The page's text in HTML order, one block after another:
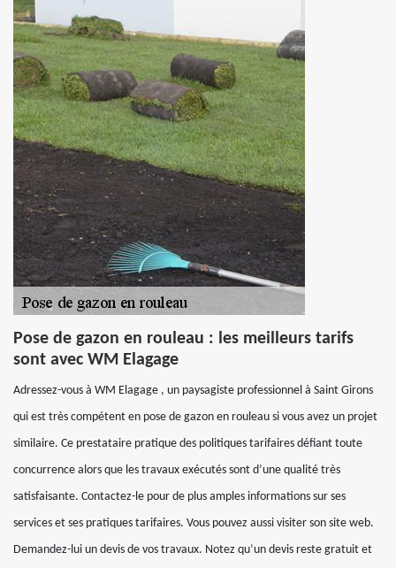
Pose de gazon en rouleau : les meilleurs tarifs
sont avec WM Elagage
Adressez-vous à WM Elagage , un paysagiste professionnel à Saint Girons
qui est très compétent en pose de gazon en rouleau si vous avez un projet
similaire. Ce prestataire pratique des politiques tarifaires défiant toute
concurrence alors que les travaux exécutés sont d’une qualité très
satisfaisante. Contactez-le pour de plus amples informations sur ses
services et ses pratiques tarifaires. Vous pouvez aussi visiter son site web.
Demandez-lui un devis de vos travaux. Notez qu’un devis reste gratuit et